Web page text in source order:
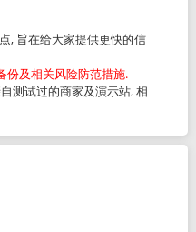
, 旨在给大家提供更快的信
份及相关风险防范措施.
测试过的商家及演示站, 相